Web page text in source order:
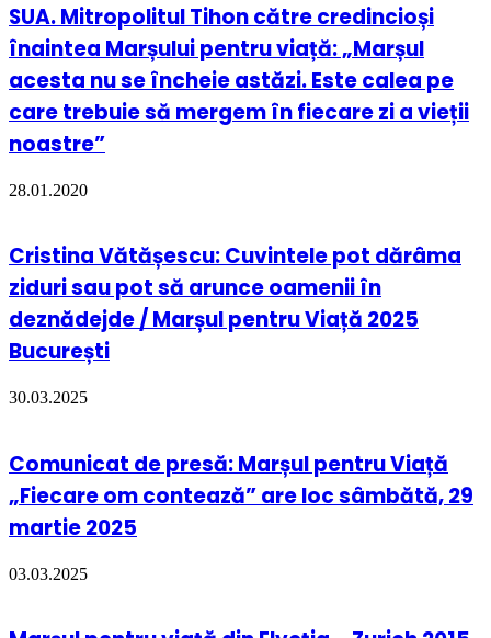
SUA. Mitropolitul Tihon către credincioși
înaintea Marșului pentru viață: „Marșul
acesta nu se încheie astăzi. Este calea pe
care trebuie să mergem în fiecare zi a vieții
noastre”
28.01.2020
Cristina Vătășescu: Cuvintele pot dărâma
ziduri sau pot să arunce oamenii în
deznădejde / Marșul pentru Viață 2025
București
30.03.2025
Comunicat de presă: Marșul pentru Viață
„Fiecare om contează” are loc sâmbătă, 29
martie 2025
03.03.2025